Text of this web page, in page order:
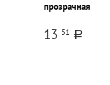
прозрачная
13 51 a